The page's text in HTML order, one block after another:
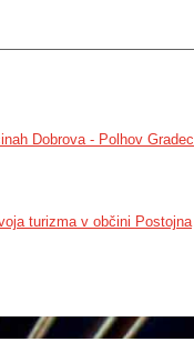
Dobrova - Polhov Gradec
turizma v občini Postojna